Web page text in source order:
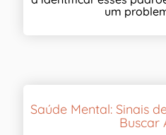
um
Saúde Mental: Sinais
Buscar